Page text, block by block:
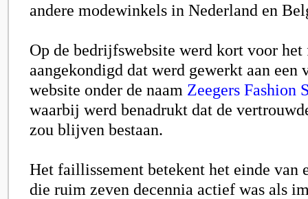
andere modewinkels in Nederland en
Op de bedrijfswebsite werd kort voor
aangekondigd dat werd gewerkt aan een
website onder de naam Zeegers Fashion
waarbij werd benadrukt dat de
zou blijven bestaan.
Het faillissement betekent het einde van
die ruim zeven decennia actief was als